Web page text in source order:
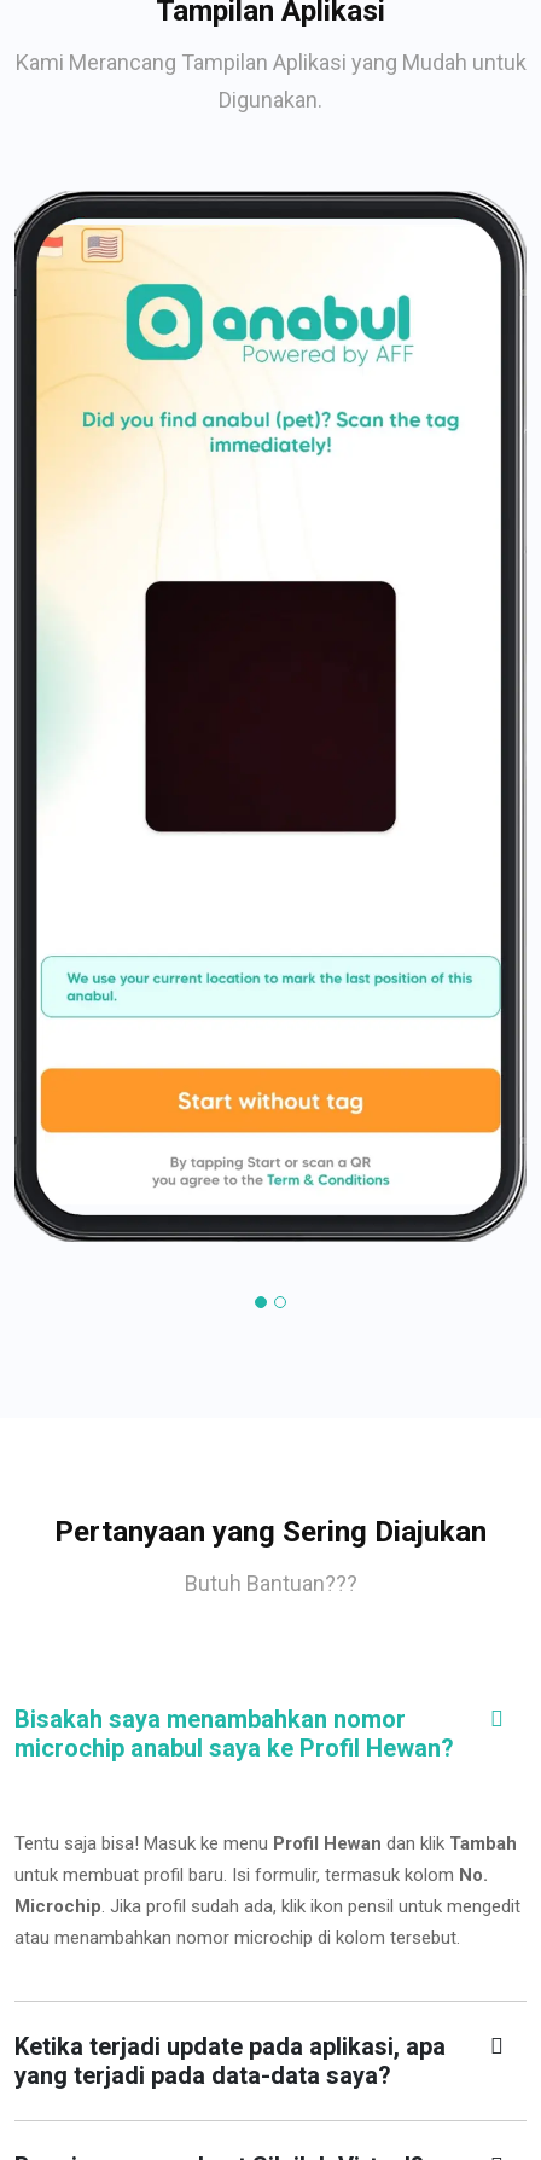
Tampilan Aplikasi
Kami Merancang Tampilan Aplikasi yang Mudah untuk
Digunakan.
Pertanyaan yang Sering Diajukan
Butuh Bantuan???
Bisakah saya menambahkan nomor
microchip anabul saya ke Profil Hewan?
Tentu saja bisa! Masuk ke menu Profil Hewan dan klik Tambah
untuk membuat profil baru. Isi formulir, termasuk kolom No.
Microchip. Jika profil sudah ada, klik ikon pensil untuk mengedit
atau menambahkan nomor microchip di kolom tersebut.
Ketika terjadi update pada aplikasi, apa
yang terjadi pada data-data saya?